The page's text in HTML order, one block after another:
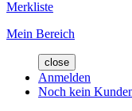
Merkliste
Mein Bereich
close
Anmelden
Noch kein